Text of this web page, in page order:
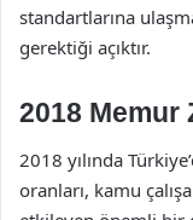
standartlarına
gerektiği açıktır.
2018 Memur
2018 yılında
oranları, kamu